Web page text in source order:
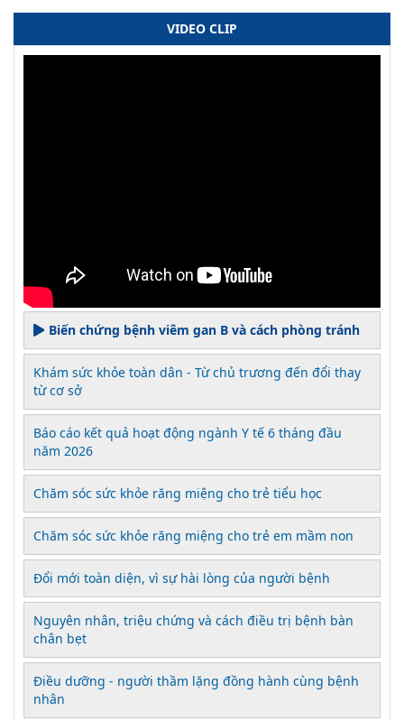
VIDEO CLIP
Biến chứng bệnh viêm gan B và cách phòng tránh
Khám sức khỏe toàn dân - Từ chủ trương đến đổi thay
từ cơ sở
Báo cáo kết quả hoạt động ngành Y tế 6 tháng đầu
năm 2026
Chăm sóc sức khỏe răng miệng cho trẻ tiểu học
Chăm sóc sức khỏe răng miệng cho trẻ em mầm non
Đổi mới toàn diện, vì sự hài lòng của người bệnh
Nguyên nhân, triệu chứng và cách điều trị bệnh bàn
chân bẹt
Điều dưỡng - người thầm lặng đồng hành cùng bệnh
nhân